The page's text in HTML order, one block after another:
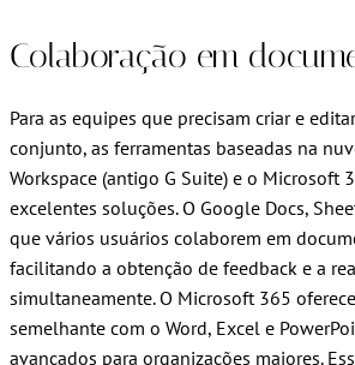
Colaboração em
Para as equipes que precisam criar e
conjunto, as ferramentas baseadas na
Workspace (antigo G Suite) e o Microsoft
excelentes soluções. O Google Docs,
que vários usuários colaborem em
facilitando a obtenção de feedback e a
simultaneamente. O Microsoft 365
semelhante com o Word, Excel e
avançados para organizações maiores.